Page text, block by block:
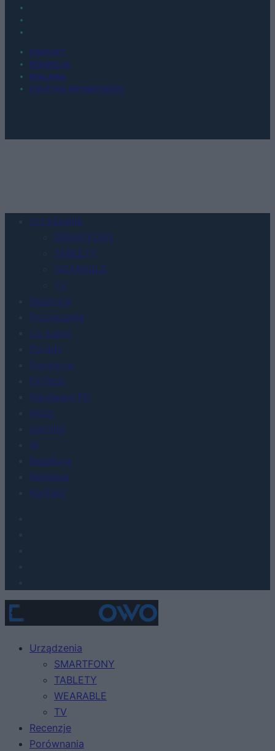
KONTAKT
REDAKCJA
REKLAMA
POLITYKA PRYWATNOŚCI
Urządzenia
SMARTFONY
TABLETY
WEARABLE
TV
Recenzje
Porównania
Co kupić
Porady
Promocje
FinTech
Hardware PC
Moto
Gaming
AI
Redakcja
Reklama
Kontakt
Urządzenia
SMARTFONY
TABLETY
WEARABLE
TV
Recenzje
Porównania